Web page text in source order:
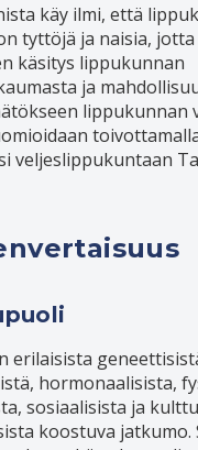
käy ilmi, että
tyttöjä ja naisia,
käsitys lippukunnan
ja
lippukunnan
veljeslippukuntaan
erilaisista
hormonaalisista,
sosiaalisista ja
koostuva jatkumo.